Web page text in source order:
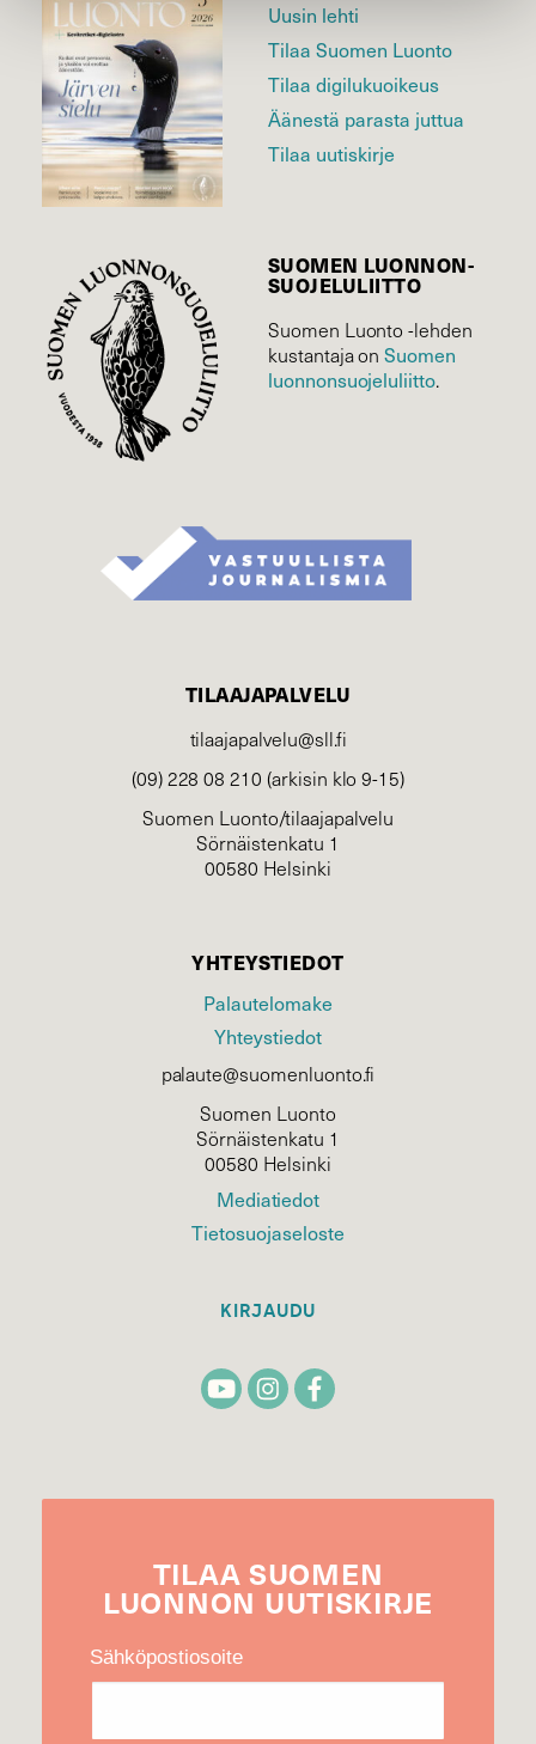
Uusin lehti
Tilaa Suomen Luonto
Tilaa digilukuoikeus
Äänestä parasta juttua
Tilaa uutiskirje
SUOMEN LUONNON­
SUOJELU­LIITTO
Suomen Luonto -lehden
kustantaja onSuomen
luonnonsuojelu­liitto.
TILAAJAPALVELU
tilaajapalvelu@sll.fi
(09) 228 08 210 (arkisin klo 9-15)
Suomen Luonto/tilaajapalvelu
Sörnäistenkatu 1
00580 Helsinki
YHTEYSTIEDOT
Palautelomake
Yhteystiedot
palaute@suomenluonto.fi
Suomen Luonto
Sörnäistenkatu 1
00580 Helsinki
Mediatiedot
Tietosuojaseloste
KIRJAUDU
TILAA SUOMEN
LUONNON UUTIS­KIRJE
Sähköpostiosoite